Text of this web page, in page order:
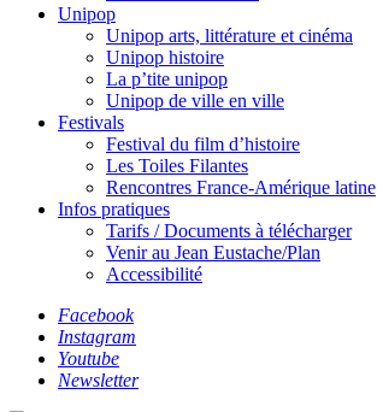
Unipop
Unipop arts, littérature et cinéma
Unipop histoire
La p’tite unipop
Unipop de ville en ville
Festivals
Festival du film d’histoire
Les Toiles Filantes
Rencontres France-Amérique latine
Infos pratiques
Tarifs / Documents à télécharger
Venir au Jean Eustache/Plan
Accessibilité
Facebook
Instagram
Youtube
Newsletter